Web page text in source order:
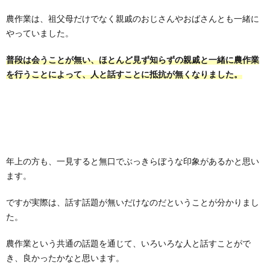
農作業は、祖父母だけでなく親戚のおじさんやおばさんとも一緒に
やっていました。
普段は会うことが無い、ほとんど見ず知らずの親戚と一緒に農作業
を行うことによって、人と話すことに抵抗が無くなりました。
年上の方も、一見すると無口でぶっきらぼうな印象があるかと思い
ます。
ですが実際は、話す話題が無いだけなのだということが分かりまし
た。
農作業という共通の話題を通じて、いろいろな人と話すことがで
き、良かったかなと思います。